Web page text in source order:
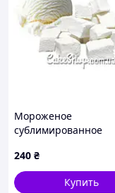
Мороженое
сублимированное
240 ₴
Купить